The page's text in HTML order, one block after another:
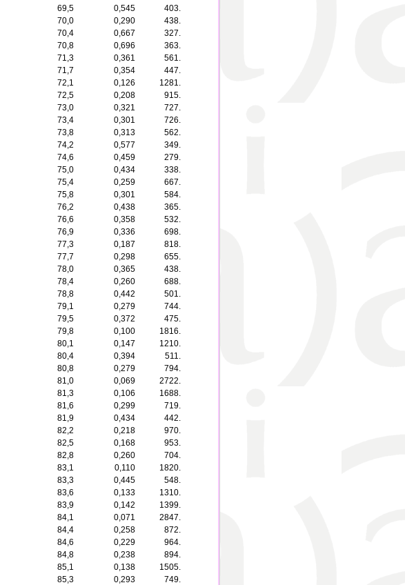
69,5 0,545
403.
70,0 0,290
438.
70,4 0,667
327.
70,8 0,696
363.
71,3 0,361
561.
71,7 0,354
447.
72,1 0,126
1281.
72,5 0,208
915.
73,0 0,321
727.
73,4 0,301
726.
73,8 0,313
562.
74,2 0,577
349.
74,6 0,459
279.
75,0 0,434
338.
75,4 0,259
667.
75,8 0,301
584.
76,2 0,438
365.
76,6 0,358
532.
76,9 0,336
698.
77,3 0,187
818.
77,7 0,298
655.
78,0 0,365
438.
78,4 0,260
688.
78,8 0,442
501.
79,1 0,279
744.
79,5 0,372
475.
79,8 0,100
1816.
80,1 0,147
1210.
80,4 0,394
511.
80,8 0,279
794.
81,0 0,069
2722.
81,3 0,106
1688.
81,6 0,299
719.
81,9 0,434
442.
82,2 0,218
970.
82,5 0,168
953.
82,8 0,260
704.
83,1 0,110
1820.
83,3 0,445
548.
83,6 0,133
1310.
83,9 0,142
1399.
84,1 0,071
2847.
84,4 0,258
872.
84,6 0,229
964.
84,8 0,238
894.
85,1 0,138
1505.
85,3 0,293
749.